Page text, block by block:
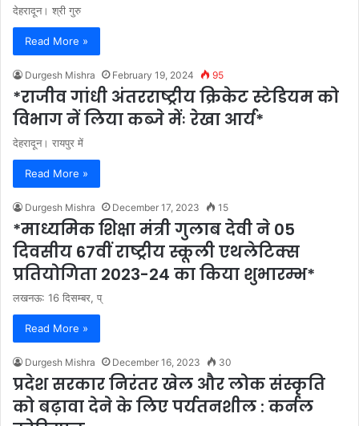
देहरादून। श्री गुरु
Read More »
Durgesh Mishra February 19, 2024 95
*राजीव गांधी अंतरराष्ट्रीय क्रिकेट स्टेडियम को
विभाग नें लिया कब्जे मेंः रेखा आर्य*
देहरादून। रायपुर में
Read More »
Durgesh Mishra December 17, 2023 15
*माध्यमिक शिक्षा मंत्री गुलाब देवी ने 05
दिवसीय 67वीं राष्ट्रीय स्कूली एथलेटिक्स
प्रतियोगिता 2023-24 का किया शुभारम्भ*
लखनऊ: 16 दिसम्बर, प्
Read More »
Durgesh Mishra December 16, 2023 30
प्रदेश सरकार निरंतर खेल और लोक संस्कृति
को बढ़ावा देने के लिए पर्यतनशील : कर्नल